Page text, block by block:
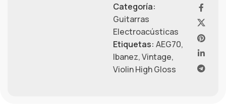
Categoría:
Guitarras
Electroacústicas
Etiquetas: AEG70,
Ibanez,Vintage,
Violin High Gloss